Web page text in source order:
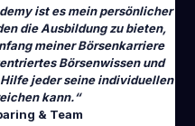
ist es mein persönlicher
die Ausbildung zu bieten,
meiner Börsenkarriere
Börsenwissen und
jeder seine individuellen
kann.“
& Team